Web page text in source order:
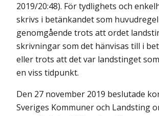
2019/20:48). För tydlighets och
skrivs i betänkandet som
genomgående trots att ordet
skrivningar som det hänvisas till i
eller trots att det var landstinget
en viss tidpunkt.
Den 27 november 2019 beslutade
Sveriges Kommuner och Landsting